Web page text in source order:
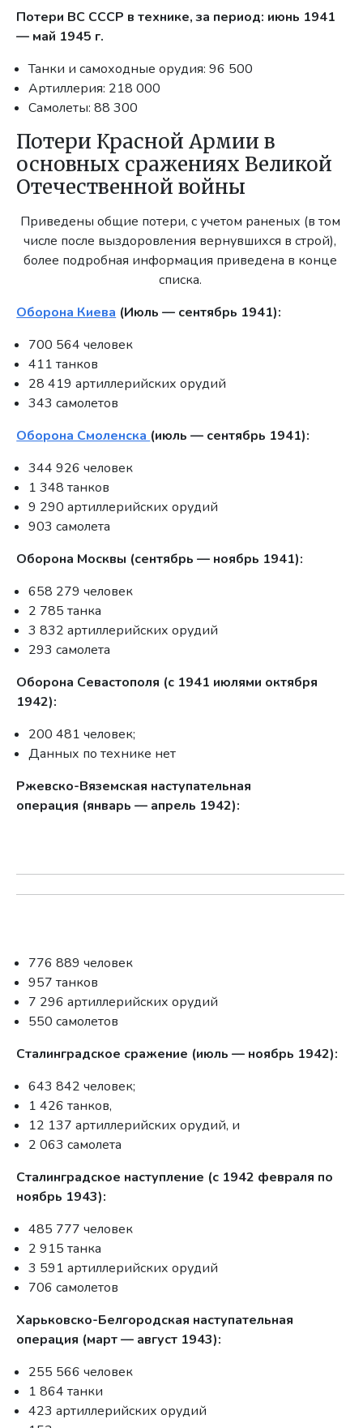
Потери ВС СССР в технике, за период: июнь 1941
— май 1945 г.
Танки и самоходные орудия: 96 500
Артиллерия: 218 000
Самолеты: 88 300
Потери Красной Армии в
основных сражениях Великой
Отечественной войны
Приведены общие потери, с учетом раненых (в том
числе после выздоровления вернувшихся в строй),
более подробная информация приведена в конце
списка.
Оборона Киева (Июль — сентябрь 1941):
700 564 человек
411 танков
28 419 артиллерийских орудий
343 самолетов
Оборона Смоленска (июль — сентябрь 1941):
344 926 человек
1 348 танков
9 290 артиллерийских орудий
903 самолета
Оборона Москвы (сентябрь — ноябрь 1941):
658 279 человек
2 785 танка
3 832 артиллерийских орудий
293 самолета
Оборона Севастополя (с 1941 июлями октября
1942):
200 481 человек;
Данных по технике нет
Ржевско-Вяземская наступательная
операция (январь — апрель 1942):
776 889 человек
957 танков
7 296 артиллерийских орудий
550 самолетов
Сталинградское сражение (июль — ноябрь 1942):
643 842 человек;
1 426 танков,
12 137 артиллерийских орудий, и
2 063 самолета
Сталинградское наступление (с 1942 февраля по
ноябрь 1943):
485 777 человек
2 915 танка
3 591 артиллерийских орудий
706 самолетов
Харьковско-Белгородская наступательная
операция (март — август 1943):
255 566 человек
1 864 танки
423 артиллерийских орудий